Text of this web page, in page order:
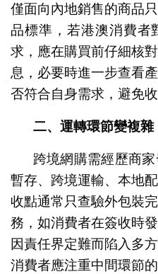
僅面向內地銷售的商品
品標準，若港澳消費者
求，應在購買前仔細核
息，必要時進一步查看
否符合自身需求，避免
二、運轉環節變複
跨境網購需經歷商
暫存、跨境運輸、本地
收點通常只查驗外包裝
務，如消費者在簽收時
因責任界定難而陷入多
消費者應注重中間環節